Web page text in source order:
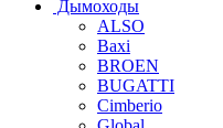
Дымоходы
ALSO
Baxi
BROEN
BUGATTI
Cimberio